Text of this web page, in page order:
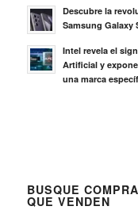
Descubre la
Samsung Galaxy
Intel revela el
Artificial y
una marca
BUSQUE
QUE VENDEN